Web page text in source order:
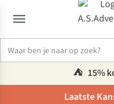
⛺️ 15%
Laatste